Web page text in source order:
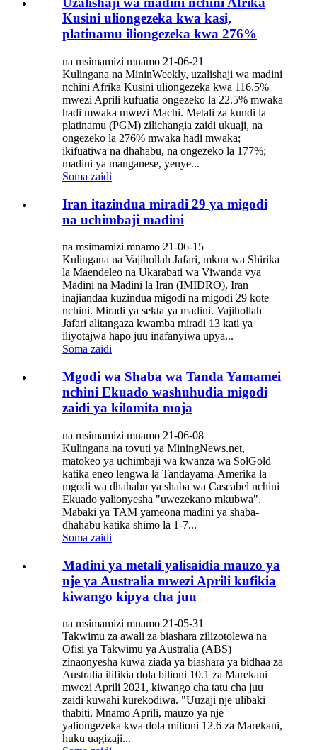
Kusini uliongezeka kwa kasi,
platinamu iliongezeka kwa 276%
na msimamizi mnamo 21-06-21
Kulingana na MininWeekly, uzalishaji wa madini
nchini Afrika Kusini uliongezeka kwa 116.5%
mwezi Aprili kufuatia ongezeko la 22.5% mwaka
hadi mwaka mwezi Machi. Metali za kundi la
platinamu (PGM) zilichangia zaidi ukuaji, na
ongezeko la 276% mwaka hadi mwaka;
ikifuatiwa na dhahabu, na ongezeko la 177%;
madini ya manganese, yenye...
Soma zaidi
Iran itazindua miradi 29 ya migodi
na uchimbaji madini
na msimamizi mnamo 21-06-15
Kulingana na Vajihollah Jafari, mkuu wa Shirika
la Maendeleo na Ukarabati wa Viwanda vya
Madini na Madini la Iran (IMIDRO), Iran
inajiandaa kuzindua migodi na migodi 29 kote
nchini. Miradi ya sekta ya madini. Vajihollah
Jafari alitangaza kwamba miradi 13 kati ya
iliyotajwa hapo juu inafanyiwa upya...
Soma zaidi
Mgodi wa Shaba wa Tanda Yamamei
nchini Ekuado washuhudia migodi
zaidi ya kilomita moja
na msimamizi mnamo 21-06-08
Kulingana na tovuti ya MiningNews.net,
matokeo ya uchimbaji wa kwanza wa SolGold
katika eneo lengwa la Tandayama-Amerika la
mgodi wa dhahabu ya shaba wa Cascabel nchini
Ekuado yalionyesha "uwezekano mkubwa".
Mabaki ya TAM yameona madini ya shaba-
dhahabu katika shimo la 1-7...
Soma zaidi
Madini ya metali yalisaidia mauzo ya
nje ya Australia mwezi Aprili kufikia
kiwango kipya cha juu
na msimamizi mnamo 21-05-31
Takwimu za awali za biashara zilizotolewa na
Ofisi ya Takwimu ya Australia (ABS)
zinaonyesha kuwa ziada ya biashara ya bidhaa za
Australia ilifikia dola bilioni 10.1 za Marekani
mwezi Aprili 2021, kiwango cha tatu cha juu
zaidi kuwahi kurekodiwa. "Uuzaji nje ulibaki
thabiti. Mnamo Aprili, mauzo ya nje
yaliongezeka kwa dola milioni 12.6 za Marekani,
huku uagizaji...